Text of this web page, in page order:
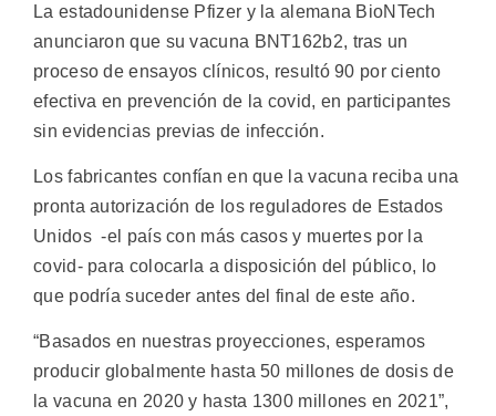
La estadounidense Pfizer y la alemana BioNTech
anunciaron que su vacuna BNT162b2, tras un
proceso de ensayos clínicos, resultó 90 por ciento
efectiva en prevención de la covid, en participantes
sin evidencias previas de infección.
Los fabricantes confían en que la vacuna reciba una
pronta autorización de los reguladores de Estados
Unidos -el país con más casos y muertes por la
covid- para colocarla a disposición del público, lo
que podría suceder antes del final de este año.
“Basados en nuestras proyecciones, esperamos
producir globalmente hasta 50 millones de dosis de
la vacuna en 2020 y hasta 1300 millones en 2021”,